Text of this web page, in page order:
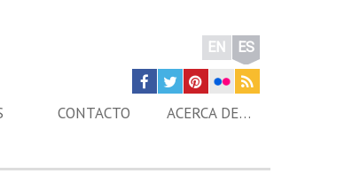
EN ES
CONTACTO ACERCA DE…